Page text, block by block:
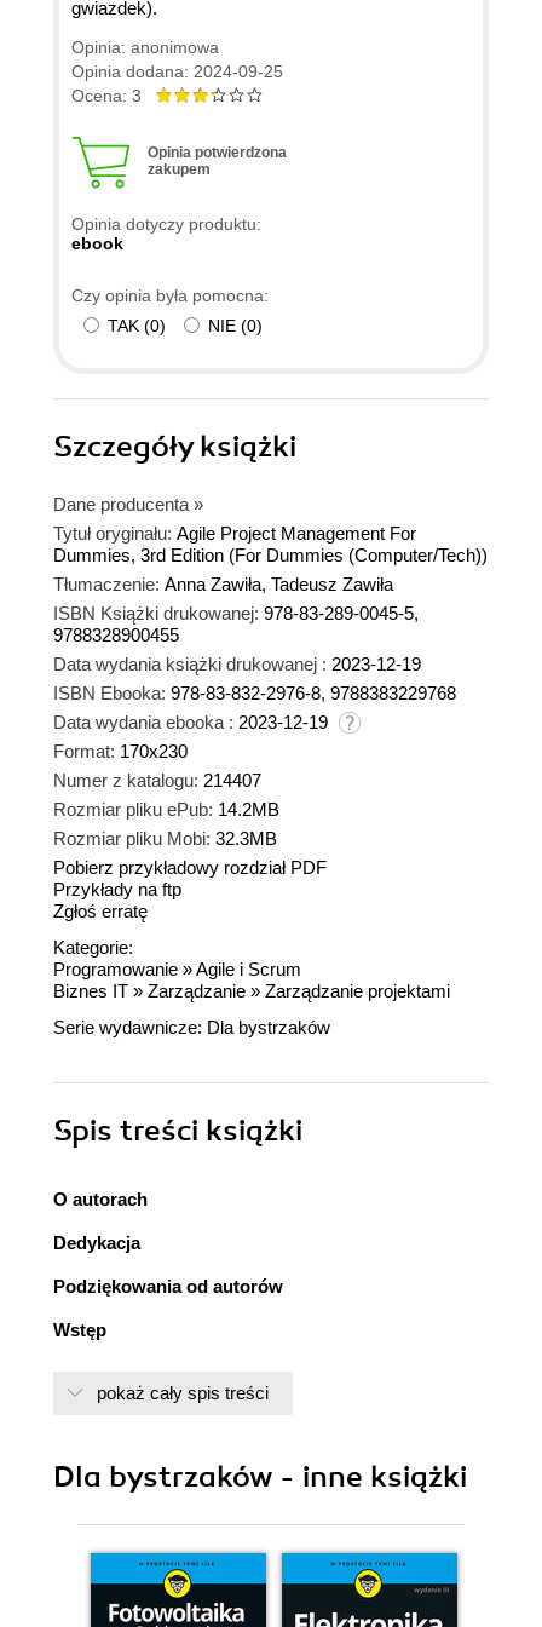
gwiazdek).
Opinia: anonimowa
Opinia dodana: 2024-09-25
Ocena: 3
Opinia potwierdzona
zakupem
Opinia dotyczy produktu:
ebook
Czy opinia była pomocna:
TAK (0) NIE (0)
Szczegółyksiążki
Dane producenta »
Tytuł oryginału: Agile Project Management For
Dummies, 3rd Edition (For Dummies (Computer/Tech))
Tłumaczenie: Anna Zawiła, Tadeusz Zawiła
ISBN Książki drukowanej: 978-83-289-0045-5,
9788328900455
Data wydania książki drukowanej : 2023-12-19
ISBN Ebooka: 978-83-832-2976-8, 9788383229768
Data wydania ebooka : 2023-12-19
Format: 170x230
Numer z katalogu: 214407
Rozmiar pliku ePub: 14.2MB
Rozmiar pliku Mobi: 32.3MB
Pobierz przykładowy rozdział PDF
Przykłady na ftp
Zgłoś erratę
Kategorie:
Programowanie »Agile i Scrum
Biznes IT » Zarządzanie » Zarządzanie projektami
Serie wydawnicze: Dla bystrzaków
Spis treści książki
O autorach
Dedykacja
Podziękowania od autorów
Wstęp
Początki współczesnego zarządzania
Wprowadzenie do zwinnego zarządzania
projektami
pokaż cały spis treści
Dla bystrzaków - inne książki